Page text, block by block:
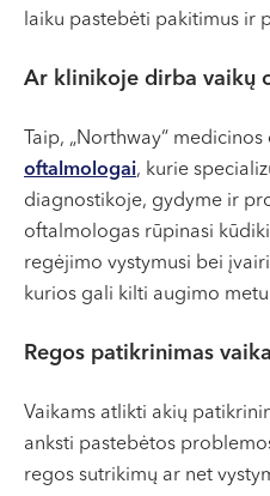
laiku pastebėti pakitimus ir
Ar klinikoje dirba vaikų
Taip, „Northway“
oftalmologai, kurie
diagnostikoje, gydyme ir
oftalmologas rūpinasi
regėjimo vystymusi bei
kurios gali kilti augimo
Regos patikrinimas
Vaikams atlikti akių
anksti pastebėtos
regos sutrikimų ar net